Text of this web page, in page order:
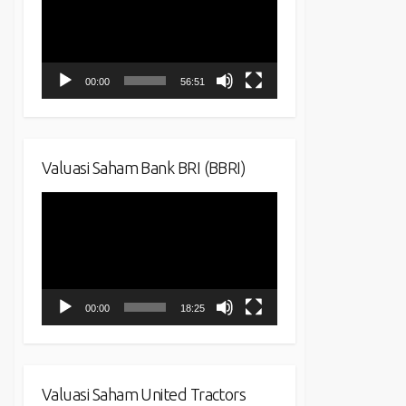
00:00 56:51
Valuasi Saham Bank BRI (BBRI)
00:00 18:25
Valuasi Saham United Tractors